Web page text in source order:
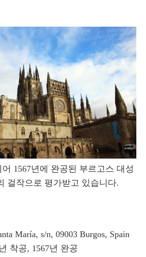
어 1567년에 완공된 부르고스 대성
걸작으로 평가받고 있습니다.
María, s/n, 09003 Burgos, Spain
착공, 1567년 완공